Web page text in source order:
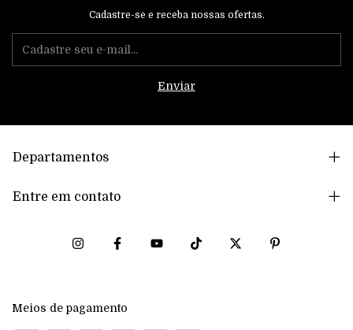
Cadastre-se e receba nossas ofertas.
Departamentos
Entre em contato
Meios de pagamento